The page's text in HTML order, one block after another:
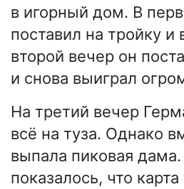
в игорный дом. В
поставил на тройку и
второй вечер он
и снова выиграл
На третий вечер
всё на туза. Однако
выпала пиковая
показалось, что